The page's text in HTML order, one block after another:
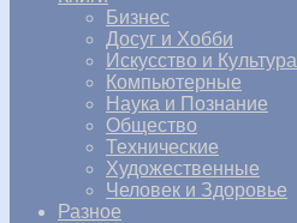
Бизнес
Досуг и Хобби
Искусство и Культура
Компьютерные
Наука и Познание
Общество
Технические
Художественные
Человек и Здоровье
Разное